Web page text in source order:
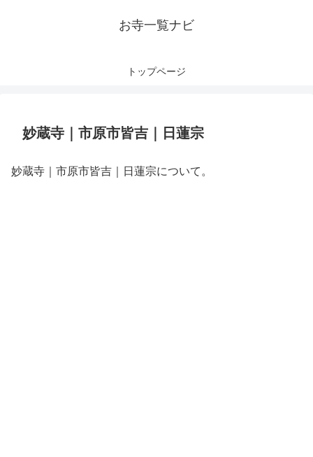
お寺一覧ナビ
トップページ
妙蔵寺｜市原市皆吉｜日蓮宗
妙蔵寺｜市原市皆吉｜日蓮宗について。